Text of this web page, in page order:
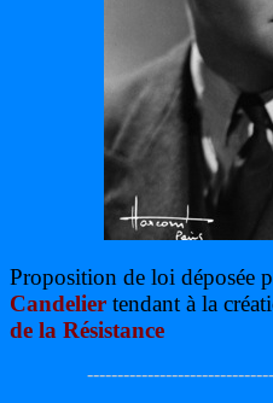
Proposition de loi déposée
Candelier tendant à la
de la Résistance